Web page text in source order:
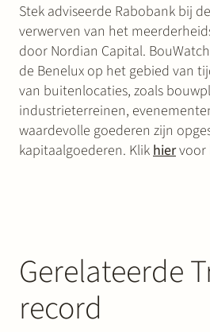
Stek adviseerde Rabobank bij
verwerven van het
door Nordian Capital.
de Benelux op het gebied van
van buitenlocaties, zoals
industrieterreinen,
waardevolle goederen zijn
kapitaalgoederen. Klik hiervoor
Gerelateerde
record